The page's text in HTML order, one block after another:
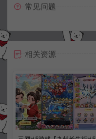
常见问题
相关资源